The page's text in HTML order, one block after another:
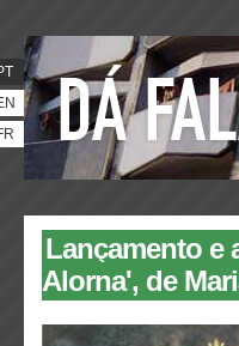
Lançamento e
Alorna', de